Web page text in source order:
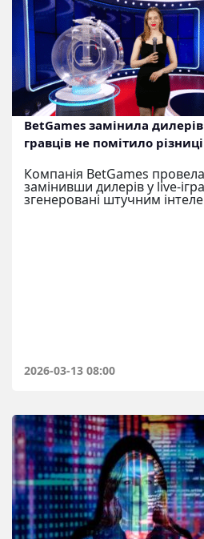
BetGames замінила
гравців не помітило різниці
Компанія BetGames
замінивши дилерів у live-
згенеровані штучним
2026-03-13 08:00